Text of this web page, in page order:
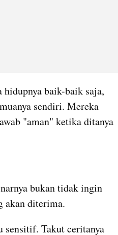
baik-baik saja,
sendiri. Mereka
"aman" ketika ditanya
bukan tidak ingin
akan diterima.
sensitif. Takut ceritanya